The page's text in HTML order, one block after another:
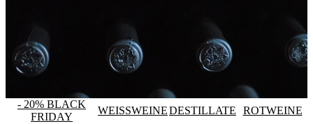
- 20% BLACK
FRIDAY
WEISSWEINEDESTILLATE ROTWEINE